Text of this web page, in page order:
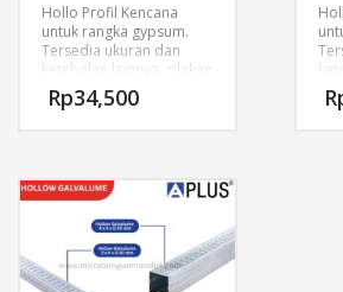
Hollo Profil Kencana
untuk rangka gypsum.
Tersedia ukuran dan
ketebalan lainnya. silakan
dapat menghubungi
sales kami.
Rp34,500